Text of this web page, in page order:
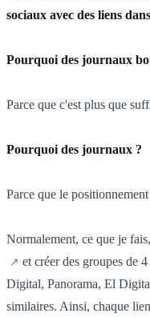
sociaux avec des liens
Pourquoi des journaux
Parce que c'est plus que
Pourquoi des journaux ?
Parce que le
Normalement, ce que je
et créer des groupes de
Digital, Panorama, El
similaires. Ainsi, chaque